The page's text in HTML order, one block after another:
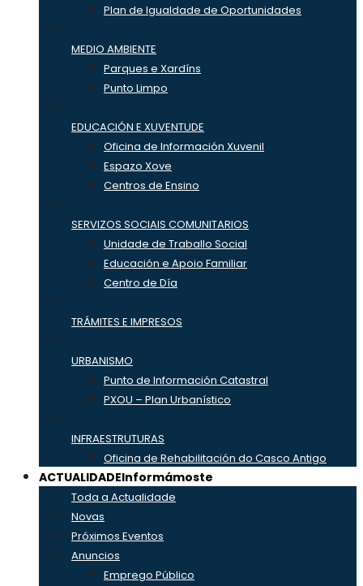
Plan de Igualdade de Oportunidades
MEDIO AMBIENTE
Parques e Xardíns
Punto Limpo
EDUCACIÓN E XUVENTUDE
Oficina de Información Xuvenil
Espazo Xove
Centros de Ensino
SERVIZOS SOCIAIS COMUNITARIOS
Unidade de Traballo Social
Educación e Apoio Familiar
Centro de Día
TRÁMITES E IMPRESOS
URBANISMO
Punto de Información Catastral
PXOU – Plan Urbanístico
INFRAESTRUTURAS
Oficina de Rehabilitación do Casco Antigo
ACTUALIDADEInformámoste
Toda a Actualidade
Novas
Próximos Eventos
Anuncios
Emprego Público